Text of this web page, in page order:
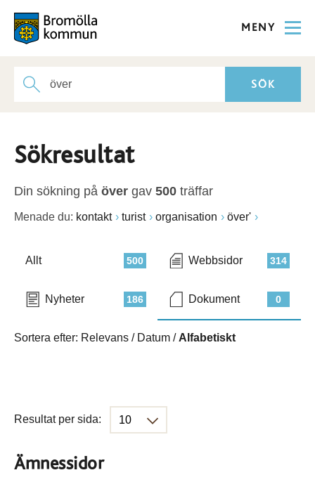
MENY
Sökresultat
Din sökning på över gav 500 träffar
Menade du: kontakt turist organisation över'
500
Allt 314
Webbsidor
186
Nyheter 0
Dokument
Sortera efter: Relevans / Datum / Alfabetiskt
Resultat per sida:
Ämnessidor